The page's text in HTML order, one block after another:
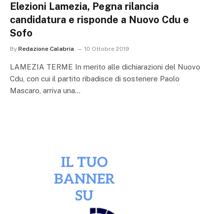
Elezioni Lamezia, Pegna rilancia
candidatura e risponde a Nuovo Cdu e
Sofo
By Redazione Calabria 10 Ottobre 2019
LAMEZIA TERME In merito alle dichiarazioni del Nuovo
Cdu, con cui il partito ribadisce di sostenere Paolo
Mascaro, arriva una…